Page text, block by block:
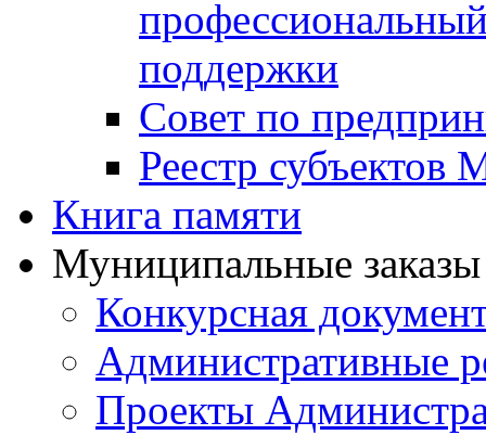
поддержки
Совет по
Реестр
Книга памяти
Муниципальные
Конкурсная
Административные
Проекты